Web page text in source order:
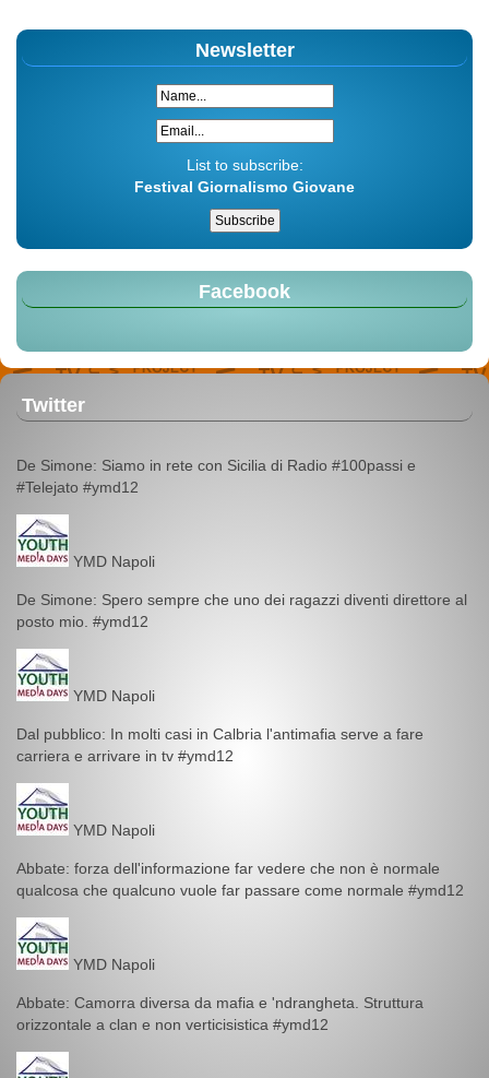
Newsletter
List to subscribe:
Festival Giornalismo Giovane
Facebook
Twitter
De Simone: Siamo in rete con Sicilia di Radio #100passi e
#Telejato #ymd12
YMD Napoli
De Simone: Spero sempre che uno dei ragazzi diventi direttore al
posto mio. #ymd12
YMD Napoli
Dal pubblico: In molti casi in Calbria l'antimafia serve a fare
carriera e arrivare in tv #ymd12
YMD Napoli
Abbate: forza dell'informazione far vedere che non è normale
qualcosa che qualcuno vuole far passare come normale #ymd12
YMD Napoli
Abbate: Camorra diversa da mafia e 'ndrangheta. Struttura
orizzontale a clan e non verticisistica #ymd12